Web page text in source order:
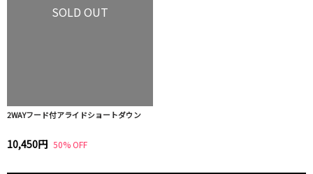
SOLD OUT
2WAYフード付アライドショートダウン
10,450円 50% OFF